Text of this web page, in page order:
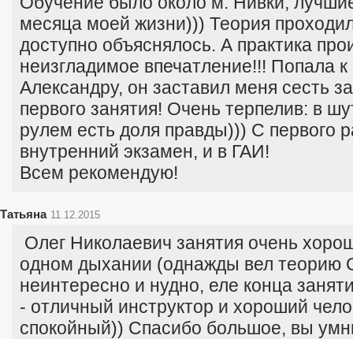
месяца моей жизни))) Теория
доступно объяснялось. А практика
неизгладимое впечатление!!! Попала к
Александру, он заставил меня сесть
первого занятия! Очень терпелив: в
рулем есть доля правды))) С первого
внутренний экзамен, и в ГАИ!
Всем рекомендую!
Татьяна 11.12.2015
Олег Николаевич занятия очень
одном дыхании (однажды вел теорию
неинтересно и нудно, еле конца
- отличный инструктор и хороший
спокойный)) Спасибо большое, вы